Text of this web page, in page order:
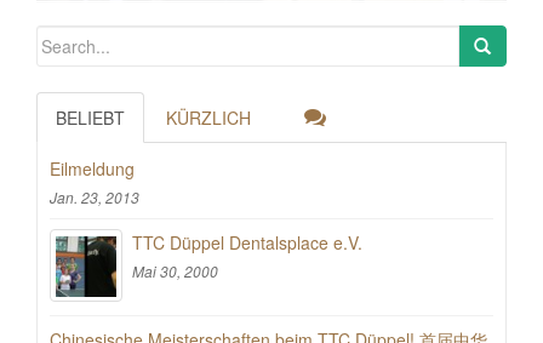
BELIEBT KÜRZLICH
Eilmeldung
Jan. 23, 2013
TTC Düppel Dentalsplace e.V.
Mai 30, 2000